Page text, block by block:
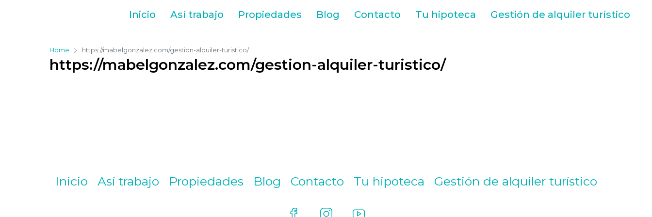
Inicio Así trabajo Propiedades Blog Contacto Tu hipoteca Gestión de alquiler turístico
Home https://mabelgonzalez.com/gestion-alquiler-turistico/
https://mabelgonzalez.com/gestion-alquiler-turistico/
Inicio Así trabajo Propiedades Blog Contacto Tu hipoteca Gestión de alquiler turístico